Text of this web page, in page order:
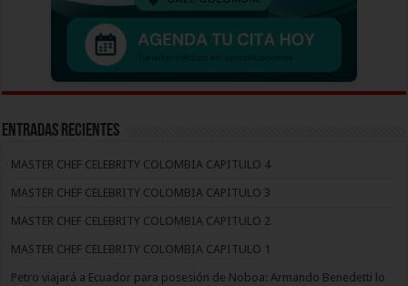
Entradas recientes
MASTER CHEF CELEBRITY COLOMBIA CAPITULO 4
MASTER CHEF CELEBRITY COLOMBIA CAPITULO 3
MASTER CHEF CELEBRITY COLOMBIA CAPITULO 2
MASTER CHEF CELEBRITY COLOMBIA CAPITULO 1
Petro viajará a Ecuador para posesión de Noboa: Armando Benedetti lo